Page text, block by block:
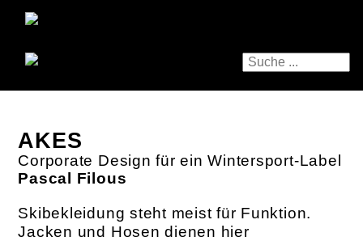
AKES
Corporate Design für ein Wintersport-Label
Pascal Filous
Skibekleidung steht meist für Funktion.
Jacken und Hosen dienen hier